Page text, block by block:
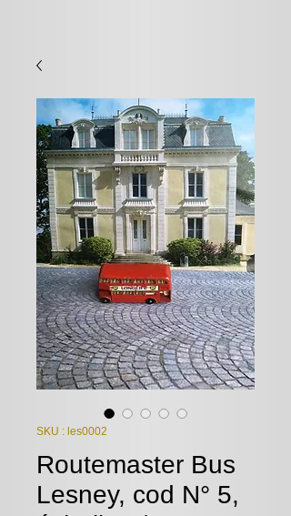
SKU : les0002
Routemaster Bus
Lesney, cod N° 5,